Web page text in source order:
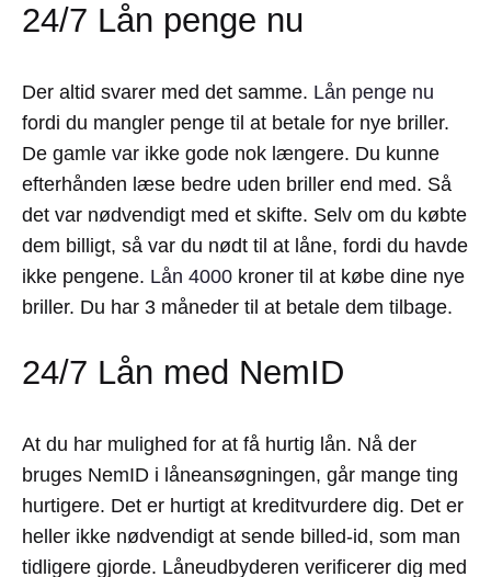
24/7 Lån penge nu
Der altid svarer med det samme. Lån penge nu
fordi du mangler penge til at betale for nye briller.
De gamle var ikke gode nok længere. Du kunne
efterhånden læse bedre uden briller end med. Så
det var nødvendigt med et skifte. Selv om du købte
dem billigt, så var du nødt til at låne, fordi du havde
ikke pengene. Lån 4000 kroner til at købe dine nye
briller. Du har 3 måneder til at betale dem tilbage.
24/7 Lån med NemID
At du har mulighed for at få hurtig lån. Nå der
bruges NemID i låneansøgningen, går mange ting
hurtigere. Det er hurtigt at kreditvurdere dig. Det er
heller ikke nødvendigt at sende billed-id, som man
tidligere gjorde. Låneudbyderen verificerer dig med